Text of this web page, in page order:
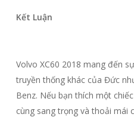
Kết Luận
Volvo XC60 2018 mang đến
truyền thống khác của Đức
Benz. Nếu bạn thích một
cùng sang trọng và thoải mái